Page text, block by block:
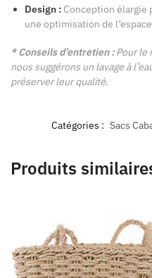
Design : Conception élargie
une optimisation de
* Conseils d’entretien :Pour le
nous suggérons un lavage à
préserver leur qualité.
Catégories : Sacs
Produits